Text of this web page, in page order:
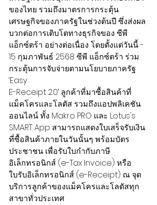
ของไทย รวมถึงมาตรการกระตุ้น
เศรษฐกิจของภาครัฐในช่วงต้นปี ซึ่งส่งผล
บวกต่อการเติบโตทางธุรกิจของ ซีพี
แอ็กซ์ตร้า อย่างต่อเนื่อง โดยตั้งแต่วันนี้ -
15 กุมภาพันธ์ 2568 ซีพี แอ็กซ์ตร้า ร่วม
กระตุ้นการจับจ่ายตามนโยบายภาครัฐ
‘Easy
E-Receipt 2.0’ ลูกค้าที่มาซื้อสินค้าที่
แม็คโครและโลตัส รวมถึงแอปพลิเคชัน
ออนไลน์ ทั้ง Makro PRO และ Lotus's
SMART App สามารถแสดงใบเสร็จรับเงิน
ที่ซื้อสินค้าภายในวันนั้นๆ พร้อมบัตร
ประชาชน เพื่อรับใบกำกับภาษี
อิเล็กทรอนิกส์ (e-Tax Invoice) หรือ
ใบรับอิเล็กทรอนิกส์ (e-Receipt) ณ จุด
บริการลูกค้าของแม็คโครและโลตัสทุก
สาขาทั่วประเทศ